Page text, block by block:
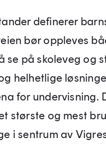
definerer
bør oppleves
se på skoleveg og
helhetlige
for undervisning.
største og mest
i sentrum av